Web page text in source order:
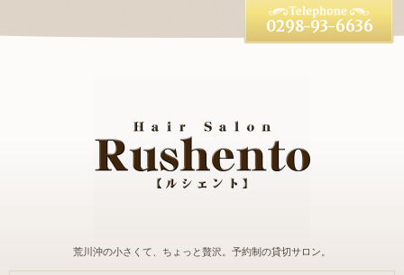
荒川沖の小さくて、ちょっと贅沢。予約制の貸切サロン。
0298-93-6636